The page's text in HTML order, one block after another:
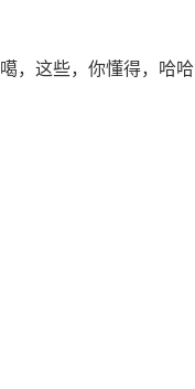
，这些，你懂得，哈哈